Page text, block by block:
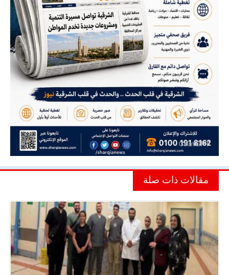
مقالات ذات صلة